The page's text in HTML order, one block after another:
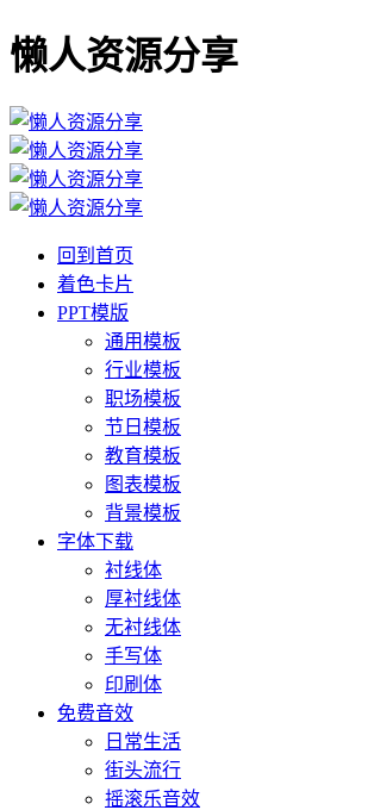
懒人资源分享
回到首页
着色卡片
PPT模版
通用模板
行业模板
职场模板
节日模板
教育模板
图表模板
背景模板
字体下载
衬线体
厚衬线体
无衬线体
手写体
印刷体
免费音效
日常生活
街头流行
摇滚乐音效